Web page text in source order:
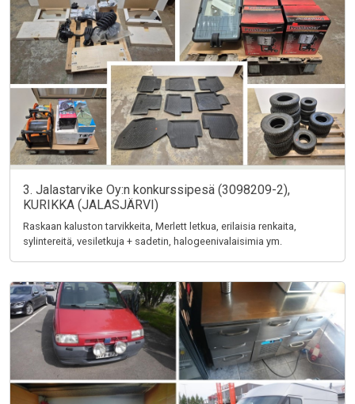
3. Jalastarvike Oy:n konkurssipesä (3098209-2),
KURIKKA (JALASJÄRVI)
Raskaan kaluston tarvikkeita, Merlett letkua, erilaisia renkaita,
sylintereitä, vesiletkuja + sadetin, halogeenivalaisimia ym.